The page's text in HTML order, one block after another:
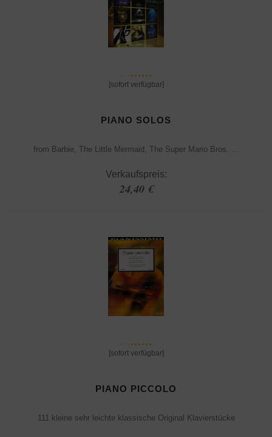
[sofort verfügbar]
PIANO SOLOS
from Barbie, The Little Mermaid, The Super Mario Bros. ...
Verkaufspreis:
24,40 €
[sofort verfügbar]
PIANO PICCOLO
111 kleine sehr leichte klassische Original Klavierstücke